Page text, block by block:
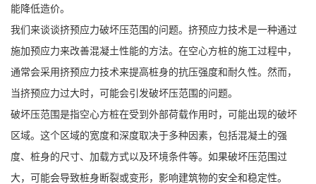
能降低造价。
我们来谈谈挤预应力破坏压范围的问题。挤预应力技术是一种通过
施加预应力来改善混凝土性能的方法。在空心方桩的施工过程中，
通常会采用挤预应力技术来提高桩身的抗压强度和耐久性。然而，
当挤预应力过大时，可能会引发破坏压范围的问题。
破坏压范围是指空心方桩在受到外部荷载作用时，可能出现的破坏
区域。这个区域的宽度和深度取决于多种因素，包括混凝土的强
度、桩身的尺寸、加载方式以及环境条件等。如果破坏压范围过
大，可能会导致桩身断裂或变形，影响建筑物的安全和稳定性。